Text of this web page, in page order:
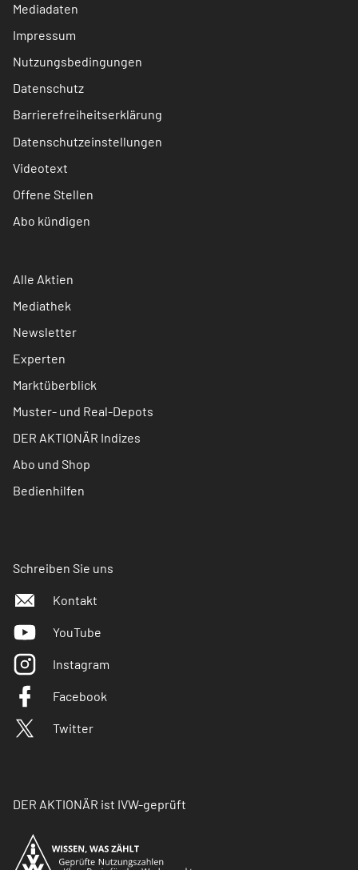
Mediadaten
Impressum
Nutzungsbedingungen
Datenschutz
Barrierefreiheitserklärung
Datenschutzeinstellungen
Videotext
Offene Stellen
Abo kündigen
Alle Aktien
Mediathek
Newsletter
Experten
Marktüberblick
Muster- und Real-Depots
DER AKTIONÄR Indizes
Abo und Shop
Bedienhilfen
Schreiben Sie uns
Kontakt
YouTube
Instagram
Facebook
Twitter
DER AKTIONÄR ist IVW-geprüft